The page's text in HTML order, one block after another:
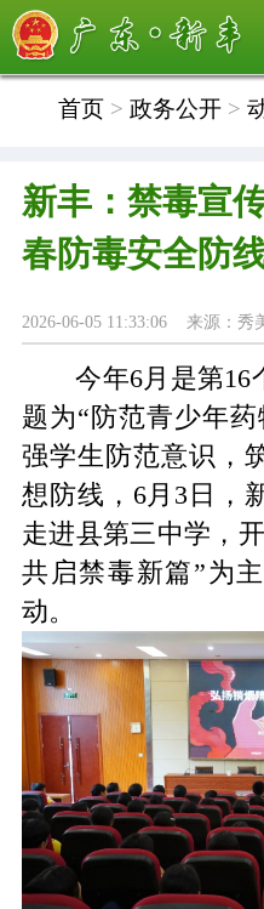
首页> 政务公开>
新丰：禁毒宣
春防毒安全防
2026-06-05 11:33:06 来源：秀
今年6月是第16
题为“防范青少年
强学生防范意识，
想防线，6月3日，
走进县第三中学，
共启禁毒新篇”为
动。